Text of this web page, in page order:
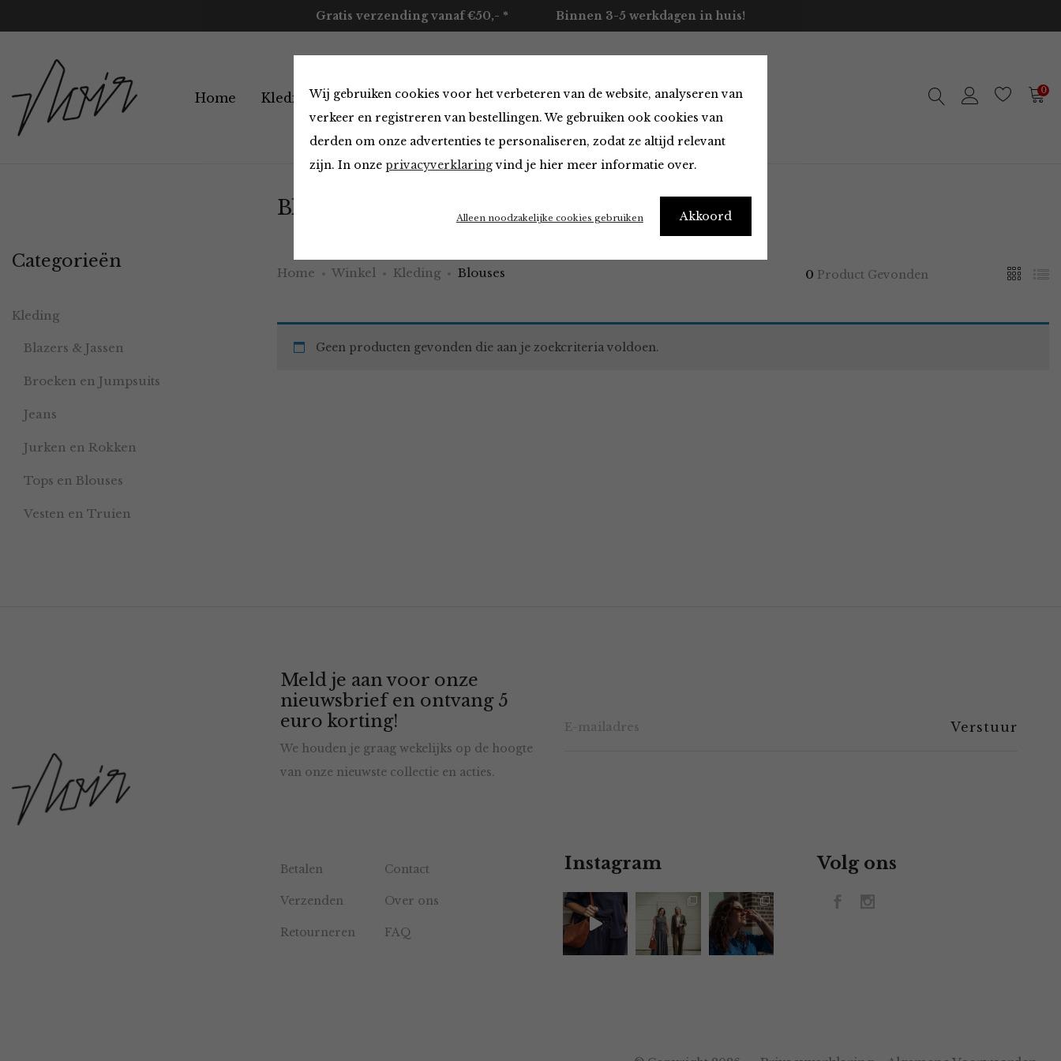
Wij gebruiken cookies voor het verbeteren van de website, analyseren van
verkeer en registreren van bestellingen. We gebruiken ook cookies van
derden om onze advertenties te personaliseren, zodat ze altijd relevant
zijn. In onze privacyverklaringvind je hier meer informatie over.
Akkoord
Alleen noodzakelijke cookies gebruiken
Gratis verzending vanaf €50,- * Binnen 3-5 werkdagen in huis!
Home Kleding Accessoires Merken Over ons Contact 0
Blouses
Home Winkel Kleding Blouses 0 Product Gevonden
Geen producten gevonden die aan je zoekcriteria voldoen.
Categorieën
Kleding
Blazers & Jassen
Broeken en Jumpsuits
Jeans
Jurken en Rokken
Tops en Blouses
Vesten en Truien
Meld je aan voor onze
nieuwsbrief en ontvang 5
euro korting!
We houden je graag wekelijks op de hoogte
van onze nieuwste collectie en acties.
Betalen Contact
Verzenden Over ons
Retourneren FAQ
Instagram Volg ons